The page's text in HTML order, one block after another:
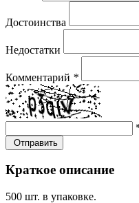
Достоинства
Недостатки
Комментарий *
Отправить
Краткое описание
500 шт. в упаковке.